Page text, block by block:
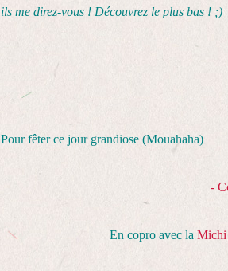
ils me direz-vous ! Découvrez le plus bas ! ;)
Pour fêter ce jour grandiose (Mouahaha)
-
En copro avec la Michi